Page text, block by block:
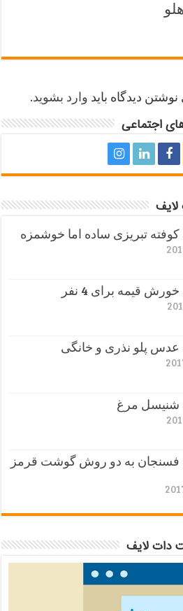
نوشتن دیدگاه باید وارد بشوید.
اجتماعی
کوفته تبریزی ساده اما خوشمزه
قیمه برای 4 نفر
عدس پلو نذری و خانگی
شنیسل مرغ
فسنجان به دو روش گوشت قرمز
دات لایف